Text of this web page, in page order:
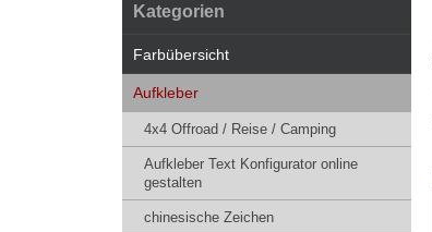
Kategorien
Farbübersicht
Aufkleber
4x4 Offroad / Reise / Camping
Aufkleber Text Konfigurator online
gestalten
chinesische Zeichen